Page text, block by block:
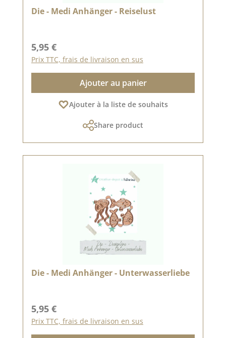
Die - Medi Anhänger - Reiselust
Prix régulier :
5,95 €
Prix TTC, frais de livraison en sus
Ajouter au panier
Ajouter à la liste de souhaits
Share product
Die - Medi Anhänger - Unterwasserliebe
Prix régulier :
5,95 €
Prix TTC, frais de livraison en sus